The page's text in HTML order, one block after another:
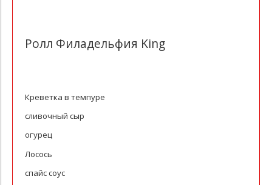
Ролл Филадельфия King
Креветка в темпуре
сливочный сыр
огурец
Лосось
спайс соус